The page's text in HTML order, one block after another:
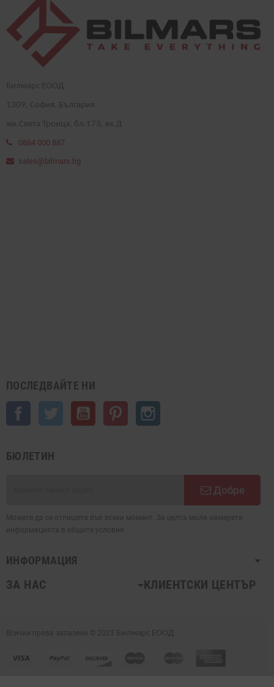
Билмарс ЕООД
309 , София, България
жк.Света Троица, бл.173, вх.Д
0884 000 887
sales@bilmars.bg
ПОСЛЕДВАЙТЕ НИ
Facebook Twitter YouTube Pinterest
БЮЛЕТИН
Добре
Можете да се отпишете във всеки момент. За целта моля намерете
информацията в общите условия.
ИНФОРМАЦИЯ
ЗА НАС КЛИЕНТСКИ ЦЕНТЪР